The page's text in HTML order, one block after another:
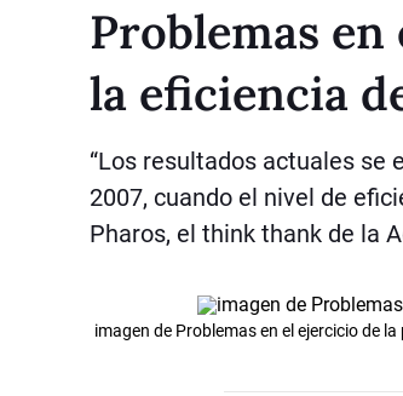
Problemas
la eficiencia
“Los resultados actuales se
2007, cuando el nivel de
Pharos, el think thank de la
imagen de Problemas en el ejercicio de